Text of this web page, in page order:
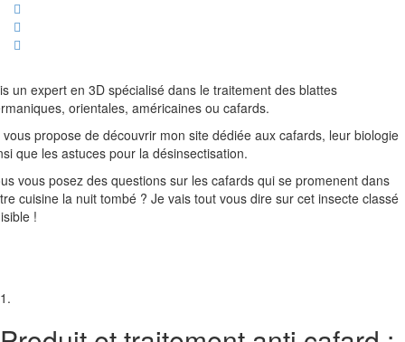
un expert en 3D spécialisé dans le traitement des blattes
orientales, américaines ou cafards.
vous propose de découvrir mon site dédiée aux cafards, leur biologie
que les astuces pour la désinsectisation.
vous posez des questions sur les cafards qui se promenent dans
cuisine la nuit tombé ? Je vais tout vous dire sur cet insecte classé
!
1.